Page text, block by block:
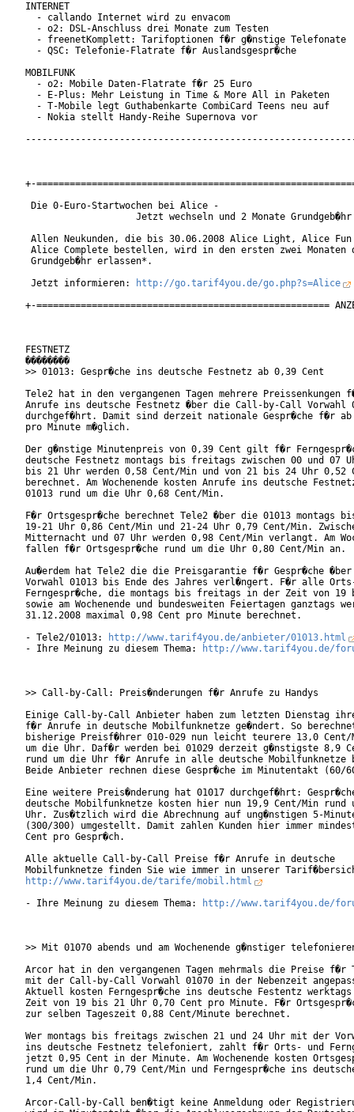
INTERNET
  - callando Internet wird zu envacom
  - o2: DSL-Anschluss drei Monate zum Testen
  - freenetKomplett: Tarifoptionen f�r g�nstige Telefonate
  - QSC: Telefonie-Flatrate f�r Auslandsgespr�che
MOBILFUNK
  - o2: Mobile Daten-Flatrate f�r 25 Euro
  - E-Plus: Mehr Leistung in Time & More All in Paketen
  - T-Mobile legt Guthabenkarte CombiCard Teens neu auf
  - Nokia stellt Handy-Reihe Supernova vor
+-
Die 0-Euro-Startwochen bei Alice -
Jetzt wechseln und 2 Monate
Allen Neukunden, die bis 30.06.2008 Alice Light, Alice Fun
Alice Complete bestellen, wird in den ersten zwei Monaten
Grundgeb�hr erlassen*.
Jetzt informieren:
http://go.tarif4you.de/go.php?s=Alice
+-=====================================================
FESTNETZ
��������
>> 01013: Gespr�che ins deutsche Festnetz ab 0,39 Cent
Tele2 hat in den vergangenen Tagen mehrere Preissenkungen
Anrufe ins deutsche Festnetz �ber die Call-by-Call Vorwahl
durchgef�hrt. Damit sind derzeit nationale Gespr�che f�r ab
pro Minute m�glich.
Der g�nstige Minutenpreis von 0,39 Cent gilt f�r
deutsche Festnetz montags bis freitags zwischen 00 und 07
bis 21 Uhr werden 0,58 Cent/Min und von 21 bis 24 Uhr 0,52
berechnet. Am Wochenende kosten Anrufe ins deutsche
01013 rund um die Uhr 0,68 Cent/Min.
F�r Ortsgespr�che berechnet Tele2 �ber die 01013 montags
19-21 Uhr 0,86 Cent/Min und 21-24 Uhr 0,79 Cent/Min.
Mitternacht und 07 Uhr werden 0,98 Cent/Min verlangt. Am
fallen f�r Ortsgespr�che rund um die Uhr 0,80 Cent/Min an.
Au�erdem hat Tele2 die die Preisgarantie f�r Gespr�che
Vorwahl 01013 bis Ende des Jahres verl�ngert. F�r alle
Ferngespr�che, die montags bis freitags in der Zeit von 19
sowie am Wochenende und bundesweiten Feiertagen ganztags
31.12.2008 maximal 0,98 Cent pro Minute berechnet.
- Tele2/01013:
http://www.tarif4you.de/anbieter/01013.html
- Ihre Meinung zu diesem Thema:
http://www.tarif4you.de/
>> Call-by-Call: Preis�nderungen f�r Anrufe zu Handys
Einige Call-by-Call Anbieter haben zum letzten Dienstag
f�r Anrufe in deutsche Mobilfunknetze ge�ndert. So
bisherige Preisf�hrer 010-029 nun leicht teurere 13,0 Cent/
um die Uhr. Daf�r werden bei 01029 derzeit g�nstigste 8,9
rund um die Uhr f�r Anrufe in alle deutsche Mobilfunknetze
Beide Anbieter rechnen diese Gespr�che im Minutentakt (60/
Eine weitere Preis�nderung hat 01017 durchgef�hrt:
deutsche Mobilfunknetze kosten hier nun 19,9 Cent/Min rund
Uhr. Zus�tzlich wird die Abrechnung auf ung�nstigen 5-
(300/300) umgestellt. Damit zahlen Kunden hier immer
Cent pro Gespr�ch.
Alle aktuelle Call-by-Call Preise f�r Anrufe in deutsche
http://www.tarif4you.de/tarife/mobil.html
- Ihre Meinung zu diesem Thema:
http://www.tarif4you.de/
>> Mit 01070 abends und am Wochenende g�nstiger
Arcor hat in den vergangenen Tagen mehrmals die Preise f�r
mit der Call-by-Call Vorwahl 01070 in der Nebenzeit
Aktuell kosten Ferngespr�che ins deutsche Festentz
Zeit von 19 bis 21 Uhr 0,70 Cent pro Minute. F�r
zur selben Tageszeit 0,88 Cent/Minute berechnet.
Wer montags bis freitags zwischen 21 und 24 Uhr mit der
ins deutsche Festnetz telefoniert, zahlt f�r Orts- und
jetzt 0,95 Cent in der Minute. Am Wochenende kosten
rund um die Uhr 0,79 Cent/Min und Ferngespr�che ins
1,4 Cent/Min.
Arcor-Call-by-Call ben�tigt keine Anmeldung oder